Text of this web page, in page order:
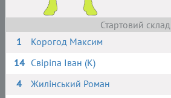
Стартовий склад
1
Корогод Максим
14 Свіріпа Іван (К)
4
Жилінський Роман